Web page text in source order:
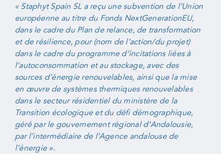
« Staphyt Spain SL a reçu une subvention de l’Union
européenne au titre du Fonds NextGenerationEU,
dans le cadre du Plan de relance, de transformation
et de résilience, pour (nom de l’action/du projet)
dans le cadre du programme d’incitations liées à
l’autoconsommation et au stockage, avec des
sources d’énergie renouvelables, ainsi que la mise
en œuvre de systèmes thermiques renouvelables
dans le secteur résidentiel du ministère de la
Transition écologique et du défi démographique,
géré par le gouvernement régional d’Andalousie,
par l’intermédiaire de l’Agence andalouse de
l’énergie ».